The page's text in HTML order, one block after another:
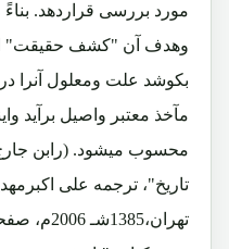
مورد بررسی قراردهد.
وهدف آن "کشف حقیقت"
بکوشد علت ومعلول آنرا
مآخذ معتبر واصیل برآید
محسوب میشود. (رابن
تاریخ"، ترجمه علی